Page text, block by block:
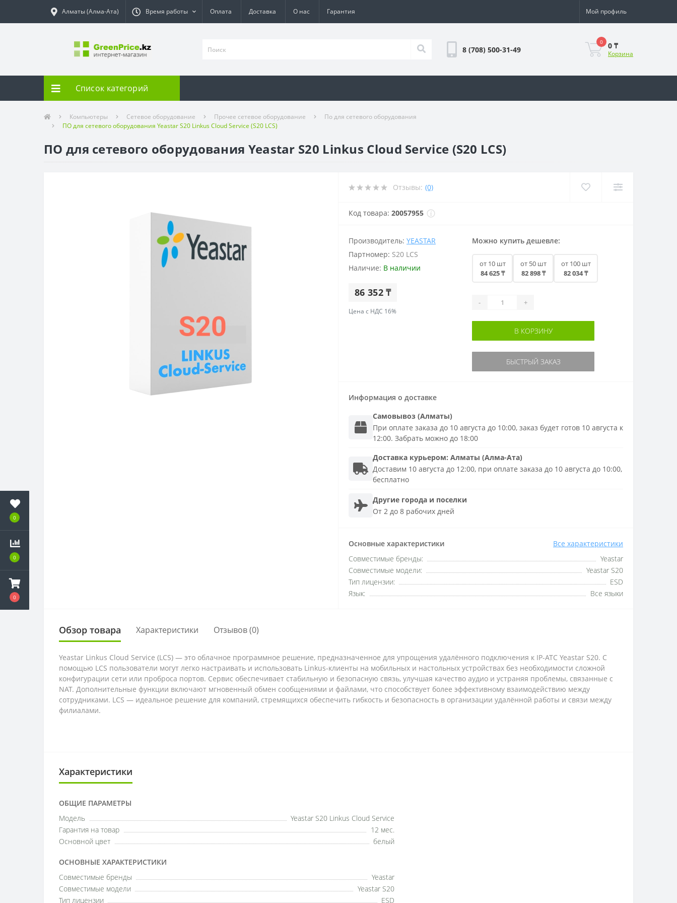
0
0
0
Алматы (Алма-Ата) Время работы Оплата Доставка О нас Гарантия Мой профиль
8 (708) 500-31-49
0 0 ₸
Корзина
Список категорий
Компьютеры Сетевое оборудование Прочее сетевое оборудование
По для сетевого оборудования
ПО для сетевого оборудования Yeastar S20 Linkus Cloud Service (S20 LCS)
ПО для сетевого оборудования Yeastar S20 Linkus Cloud Service (S20 LCS)
Отзывы: (0)
Код товара: 20057955
Производитель: YEASTAR
Партномер: S20 LCS
Наличие: В наличии
86 352 ₸
Цена с НДС 16%
Можно купить дешевле:
от 10 шт
84 625 ₸
от 50 шт
82 898 ₸
от 100 шт
82 034 ₸
- +
В КОРЗИНУ
БЫСТРЫЙ ЗАКАЗ
Информация о доставке
Самовывоз (Алматы)
При оплате заказа до 10 августа до 10:00, заказ будет готов 10 августа к
12:00. Забрать можно до 18:00
Доставка курьером: Алматы (Алма-Ата)
Доставим 10 августа до 12:00, при оплате заказа до 10 августа до 10:00,
бесплатно
Другие города и поселки
От 2 до 8 рабочих дней
Основные характеристики Все характеристики
Совместимые бренды:
Yeastar
Совместимые модели:
Yeastar S20
Тип лицензии:
ESD
Язык:
Все языки
Обзор товара Характеристики Отзывов (0)
Yeastar Linkus Cloud Service (LCS) — это облачное программное решение, предназначенное для упрощения удалённого подключения к IP-АТС Yeastar S20. С
помощью LCS пользователи могут легко настраивать и использовать Linkus-клиенты на мобильных и настольных устройствах без необходимости сложной
конфигурации сети или проброса портов. Сервис обеспечивает стабильную и безопасную связь, улучшая качество аудио и устраняя проблемы, связанные с
NAT. Дополнительные функции включают мгновенный обмен сообщениями и файлами, что способствует более эффективному взаимодействию между
сотрудниками. LCS — идеальное решение для компаний, стремящихся обеспечить гибкость и безопасность в организации удалённой работы и связи между
филиалами.
Характеристики
ОБЩИЕ ПАРАМЕТРЫ
Модель
Yeastar S20 Linkus Cloud Service
Гарантия на товар
12 мес.
Основной цвет
белый
ОСНОВНЫЕ ХАРАКТЕРИСТИКИ
Совместимые бренды
Yeastar
Совместимые модели
Yeastar S20
Тип лицензии
ESD